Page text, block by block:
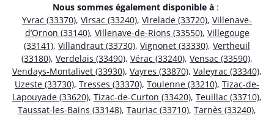
Nous sommes également disponible à :
Yvrac (33370), Virsac (33240), Virelade (33720), Villenave-
d’Ornon (33140), Villenave-de-Rions (33550), Villegouge
(33141), Villandraut (33730), Vignonet (33330), Vertheuil
(33180), Verdelais (33490), Vérac (33240), Vensac (33590),
Vendays-Montalivet (33930), Vayres (33870), Valeyrac (33340),
Uzeste (33730), Tresses (33370), Toulenne (33210), Tizac-de-
Lapouyade (33620), Tizac-de-Curton (33420), Teuillac (33710),
Taussat-les-Bains (33148), Tauriac (33710), Tarnès (33240),